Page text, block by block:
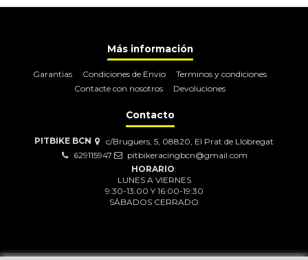
Más información
Garantias Condiciones de Envio
Terminos y condiciones
Contacte con nosotros
Devoluciones
Contacto
PITBIKE BCN
c/Bruguers, 5, 08820, El Prat de Llobregat
629115947
pitbikeracingbcn@gmail.com
HORARIO:
LUNES A VIERNES
9:30-13:00 Y 16:00-19:30
SÁBADOS CERRADO